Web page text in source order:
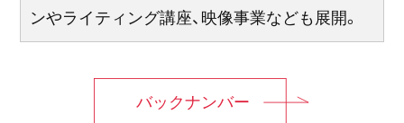
ンやライティング講座、映像事業なども展開。
バックナンバー